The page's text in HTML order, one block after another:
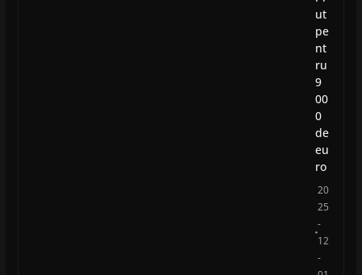
ut
pe
nt
ru
9
00
0
de
eu
ro
20
25
-
12
-